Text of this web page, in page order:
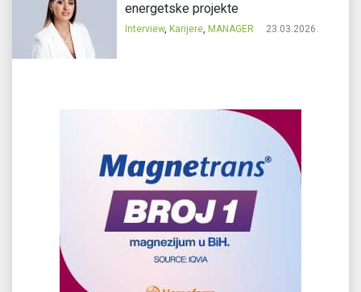
energetske projekte
Interview, Karijere, MANAGER 23.03.2026.